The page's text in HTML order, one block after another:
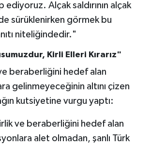
ediyoruz. Alçak saldırının alçak
sürüklenirken görmek bu
niteliğindedir."
Kirli Elleri Kırarız"
beraberliğini hedef alan
gelinmeyeceğinin altını çizen
kutsiyetine vurgu yaptı:
ve beraberliğini hedef alan
alet olmadan, şanlı Türk